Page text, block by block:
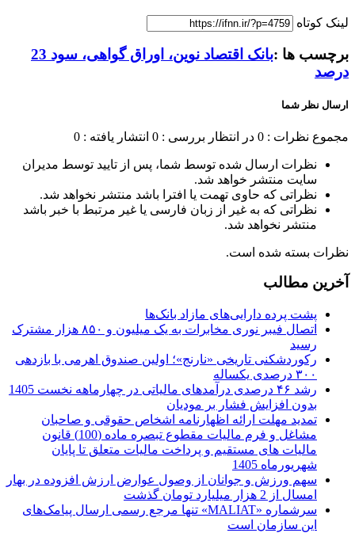
لینک کوتاه
برچسب ها :
بانک اقتصاد نوین، اوراق گواهی، سود 23
درصد
ارسال نظر شما
مجموع نظرات : 0 در انتظار بررسی : 0 انتشار یافته : 0
نظرات ارسال شده توسط شما، پس از تایید توسط مدیران
سایت منتشر خواهد شد.
نظراتی که حاوی تهمت یا افترا باشد منتشر نخواهد شد.
نظراتی که به غیر از زبان فارسی یا غیر مرتبط با خبر باشد
منتشر نخواهد شد.
نظرات بسته شده است.
آخرین مطالب
پشت پرده دارایی‌های مازاد بانک‌ها
اتصال فیبر نوری مخابرات به یک میلیون و ۸۵۰ هزار مشترک
رسید
رکوردشکنی تاریخی «نارنج»؛ اولین صندوق اهرمی با بازدهی
۳۰۰ درصدی یکساله
رشد ۴۶ درصدی درآمدهای مالیاتی در چهارماهه نخست 1405
بدون افزایش فشار بر مودیان
تمدید مهلت ارائه اظهارنامه اشخاص حقوقی و صاحبان
مشاغل و فرم مالیات مقطوع تبصره ماده (100) قانون
مالیات های مستقیم و پرداخت مالیات متعلق تا پایان
شهریورماه 1405
سهم ورزش و جوانان از وصول عوارض ارزش افزوده در بهار
امسال از 2 هزار میلیارد تومان گذشت
سرشماره «MALIAT» تنها مرجع رسمی ارسال پیامک‌های
این سازمان است